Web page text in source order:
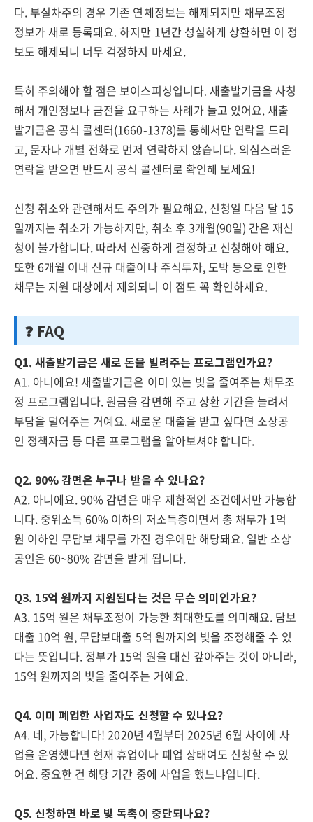
다. 부실차주의 경우 기존 연체정보는 해제되지만 채무조정
정보가 새로 등록돼요. 하지만 1년간 성실하게 상환하면 이 정
보도 해제되니 너무 걱정하지 마세요.
특히 주의해야 할 점은 보이스피싱입니다. 새출발기금을 사칭
해서 개인정보나 금전을 요구하는 사례가 늘고 있어요. 새출
발기금은 공식 콜센터(1660-1378)를 통해서만 연락을 드리
고, 문자나 개별 전화로 먼저 연락하지 않습니다. 의심스러운
연락을 받으면 반드시 공식 콜센터로 확인해 보세요!
신청 취소와 관련해서도 주의가 필요해요. 신청일 다음 달 15
일까지는 취소가 가능하지만, 취소 후 3개월(90일) 간은 재신
청이 불가합니다. 따라서 신중하게 결정하고 신청해야 해요.
또한 6개월 이내 신규 대출이나 주식투자, 도박 등으로 인한
채무는 지원 대상에서 제외되니 이 점도 꼭 확인하세요.
❓ FAQ
Q1. 새출발기금은 새로 돈을 빌려주는 프로그램인가요?
A1. 아니에요! 새출발기금은 이미 있는 빚을 줄여주는 채무조
정 프로그램입니다. 원금을 감면해 주고 상환 기간을 늘려서
부담을 덜어주는 거예요. 새로운 대출을 받고 싶다면 소상공
인 정책자금 등 다른 프로그램을 알아보셔야 합니다.
Q2. 90% 감면은 누구나 받을 수 있나요?
A2. 아니에요. 90% 감면은 매우 제한적인 조건에서만 가능합
니다. 중위소득 60% 이하의 저소득층이면서 총 채무가 1억
원 이하인 무담보 채무를 가진 경우에만 해당돼요. 일반 소상
공인은 60~80% 감면을 받게 됩니다.
Q3. 15억 원까지 지원된다는 것은 무슨 의미인가요?
A3. 15억 원은 채무조정이 가능한 최대한도를 의미해요. 담보
대출 10억 원, 무담보대출 5억 원까지의 빚을 조정해줄 수 있
다는 뜻입니다. 정부가 15억 원을 대신 갚아주는 것이 아니라,
15억 원까지의 빚을 줄여주는 거예요.
Q4. 이미 폐업한 사업자도 신청할 수 있나요?
A4. 네, 가능합니다! 2020년 4월부터 2025년 6월 사이에 사
업을 운영했다면 현재 휴업이나 폐업 상태여도 신청할 수 있
어요. 중요한 건 해당 기간 중에 사업을 했느냐입니다.
Q5. 신청하면 바로 빚 독촉이 중단되나요?